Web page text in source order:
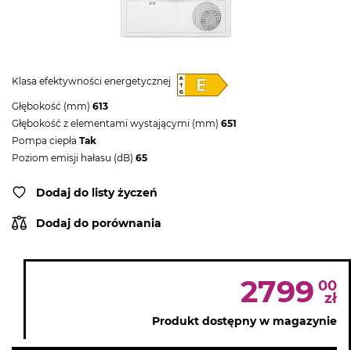
Klasa efektywności energetycznej
Głębokość (mm) 613
Głębokość z elementami wystającymi (mm) 651
Pompa ciepła Tak
Poziom emisji hałasu (dB) 65
Dodaj do listy życzeń
Dodaj do porównania
2799 00
zł
Produkt dostępny w magazynie